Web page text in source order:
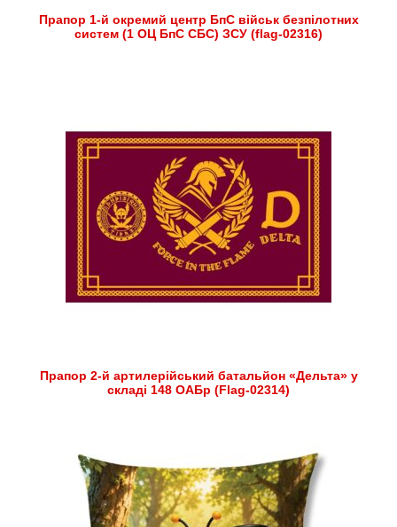
Прапор 1-й окремий центр БпС військ безпілотних
систем (1 ОЦ БпС СБС) ЗСУ (flag-02316)
Прапор 2-й артилерійський батальйон «Дельта» у
складі 148 ОАБр (Flag-02314)